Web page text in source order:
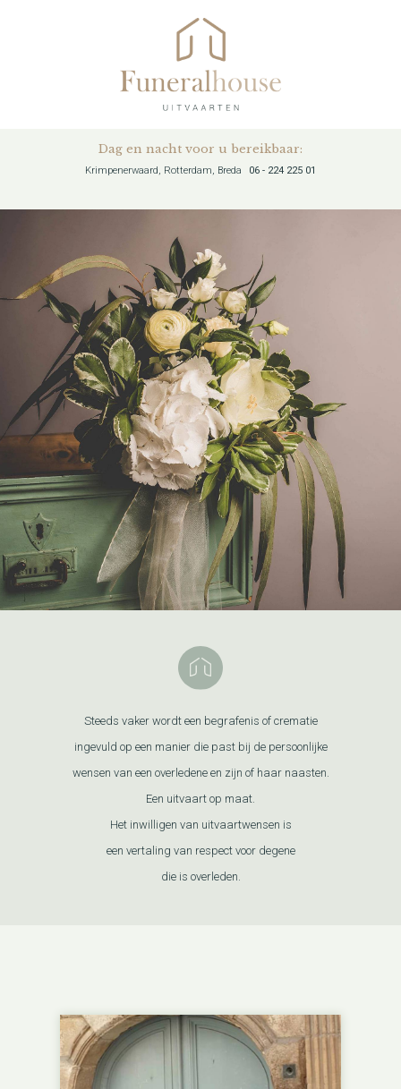
Dag en nacht voor u bereikbaar:
Krimpenerwaard, Rotterdam, Breda 06 - 224 225 01
Steeds vaker wordt een begrafenis of crematie
ingevuld op een manier die past bij de persoonlijke
wensen van een overledene en zijn of haar naasten.
Een uitvaart op maat.
Het inwilligen van uitvaartwensen is
een vertaling van respect voor degene
die is overleden.